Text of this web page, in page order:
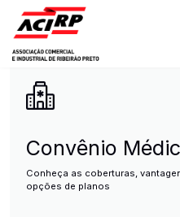
Pular para o conteúdo
ACIRP -
Convênio
Conheça as coberturas,
opções de planos